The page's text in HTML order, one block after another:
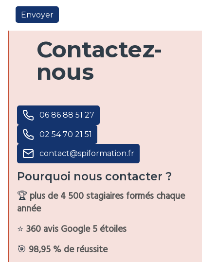
Envoyer
Contactez-
nous
06 86 88 51 27
02 54 70 21 51
contact@spiformation.fr
Pourquoi nous contacter ?
🏆 plus de 4 500 stagiaires formés chaque
année
⭐ 360 avis Google 5 étoiles
🎯 98,95 % de réussite